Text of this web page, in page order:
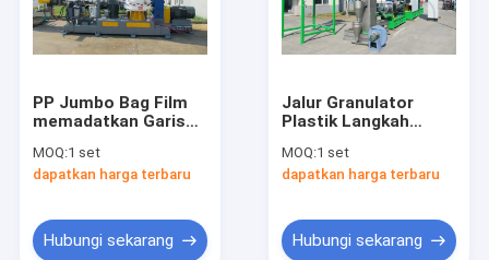
PP Jumbo Bag Film
memadatkan Garis
MOQ:1 set
dapatkan harga terbaru
Hubungi sekarang
Jalur Granulator
Plastik Langkah
Infus
MOQ:1 set
dapatkan harga terbaru
Hubungi sekarang